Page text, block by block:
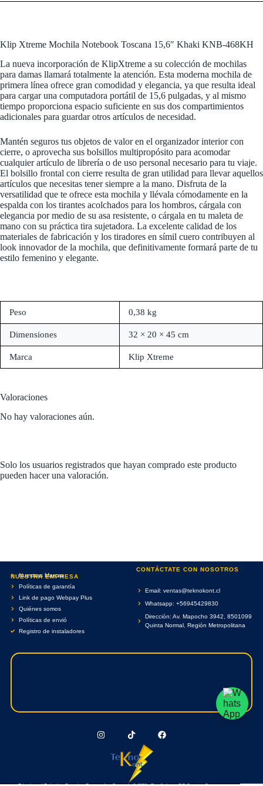
Klip Xtreme Mochila Notebook Toscana 15,6″ Khaki KNB-468KH
La nueva incorporación de KlipXtreme a su colección de mochilas
para damas llamará totalmente la atención. Esta moderna mochila de
primera línea ofrece gran comodidad y elegancia, ya que resulta ideal
para cargar una computadora portátil de 15,6 pulgadas, y al mismo
tiempo proporciona espacio suficiente en sus dos compartimientos
adicionales para guardar otros artículos de necesidad.
Mantén seguros tus objetos de valor en el organizador interior con
cierre, o aprovecha sus bolsillos multipropósito para acomodar
cualquier artículo de librería o de uso personal necesario para tu viaje.
El bolsillo frontal con cierre resulta de gran utilidad para llevar aquellos
artículos que necesitas tener siempre a la mano. Disfruta de la
versatilidad que te ofrece esta mochila y llévala cómodamente en la
espalda con los tirantes acolchados para los hombros, cárgala con
elegancia por medio de su asa resistente, o cárgala en tu maleta de
mano con su práctica tira sujetadora. La excelente calidad de los
materiales de fabricación y los tiradores en símil cuero contribuyen al
look innovador de la mochila, que definitivamente formará parte de tu
estilo femenino y elegante.
Peso 0,38 kg
Dimensiones 32 × 20 × 45 cm
Marca Klip Xtreme
Valoraciones
No hay valoraciones aún.
Solo los usuarios registrados que hayan comprado este producto
pueden hacer una valoración.
NUESTRA EMPRESA
Nuestras Marcas
Políticas de garantía
Link de pago Webpay Plus
Quiénes somos
Políticas de envió
Registro de instaladores
CONTÁCTATE CON NOSOTROS
Email: ventas@teknokont.cl
Whatsapp: +56945429830
Dirección: Av. Mapocho 3942, 8501099
Quinta Normal, Región Metropolitana